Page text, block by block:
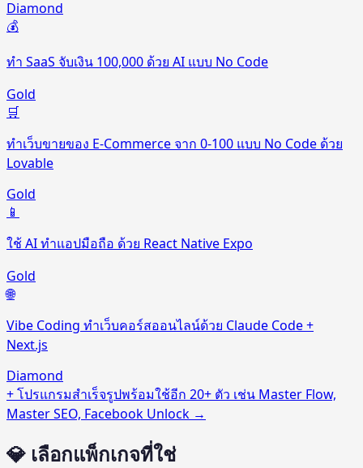
Diamond
💰
ทำ SaaS จับเงิน 100,000 ด้วย AI แบบ No Code
Gold
🛒
ทำเว็บขายของ E-Commerce จาก 0-100 แบบ No Code ด้วย
Lovable
Gold
📱
ใช้ AI ทำแอปมือถือ ด้วย React Native Expo
Gold
🌐
Vibe Coding ทำเว็บคอร์สออนไลน์ด้วย Claude Code +
Next.js
Diamond
+ โปรแกรมสำเร็จรูปพร้อมใช้อีก 20+ ตัว เช่น Master Flow,
Master SEO, Facebook Unlock →
💎 เลือกแพ็กเกจที่ใช่